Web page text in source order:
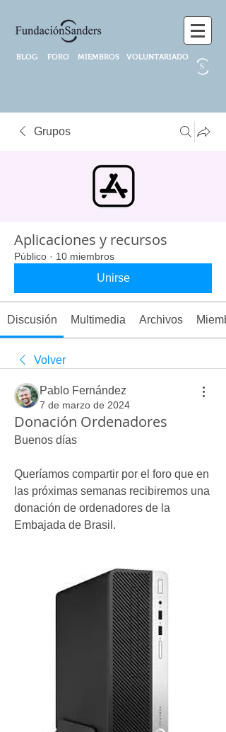
BLOG FORO MIEMBROS VOLUNTARIADO
Grupos
Aplicaciones y recursos
Público · 10 miembros
Unirse
Discusión Multimedia Archivos
Volver
Pablo Fernández
7 de marzo de 2024
Donación Ordenadores
Buenos días
Queríamos compartir por el foro que en
las próximas semanas recibiremos una
donación de ordenadores de la
Embajada de Brasil.